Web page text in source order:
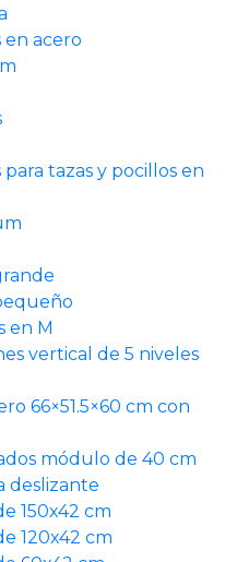
en acero
tazas y pocillos en
en M
vertical de 5 niveles
66×51.5×60 cm con
módulo de 40 cm
deslizante
150x42 cm
120x42 cm